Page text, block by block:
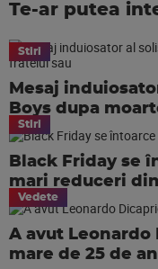
Te-ar putea
Stiri
Mesaj
Boys dupa
Stiri
Black Friday se
mari reduceri
Vedete
A avut
mare de 25 de